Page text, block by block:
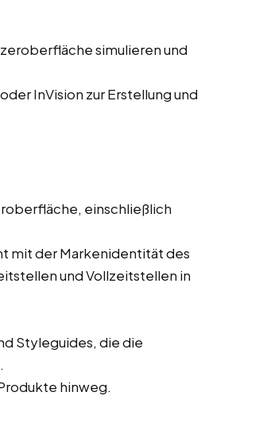
simulieren und
InVision zur Erstellung und
einschließlich
mit der Markenidentität des
und Vollzeitstellen in
Styleguides, die die
hinweg.